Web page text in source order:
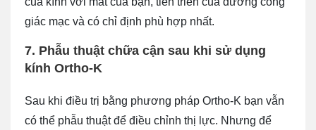
giác mạc và có chỉ định phù hợp nhất.
7. Phẫu thuật chữa cận sau khi sử dụng
kính Ortho-K
Sau khi điều trị bằng phương pháp Ortho-K bạn vẫn
có thể phẫu thuật để điều chỉnh thị lực. Nhưng để